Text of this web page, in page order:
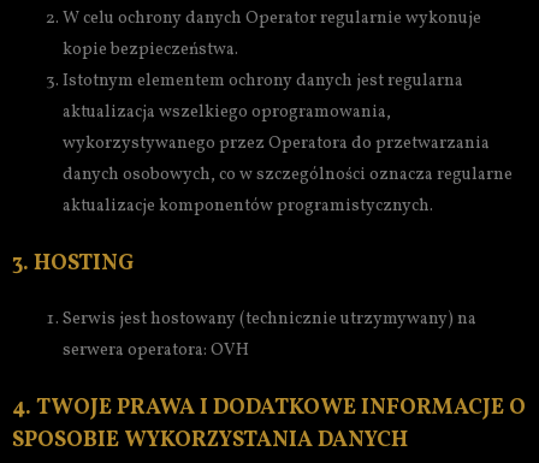
W celu ochrony danych Operator regularnie wykonuje
kopie bezpieczeństwa.
Istotnym elementem ochrony danych jest regularna
aktualizacja wszelkiego oprogramowania,
wykorzystywanego przez Operatora do przetwarzania
danych osobowych, co w szczególności oznacza regularne
aktualizacje komponentów programistycznych.
3. HOSTING
Serwis jest hostowany (technicznie utrzymywany) na
serwera operatora: OVH
4. TWOJE PRAWA I DODATKOWE INFORMACJE O
SPOSOBIE WYKORZYSTANIA DANYCH